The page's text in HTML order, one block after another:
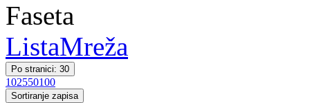
Faseta
ListaMreža
Po stranici: 30
102550100
Sortiranje zapisa